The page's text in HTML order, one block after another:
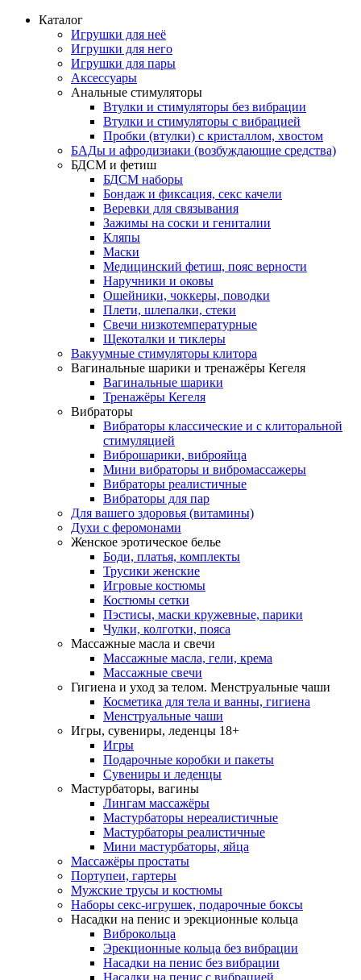
Каталог
Игрушки для неё
Игрушки для него
Игрушки для пары
Аксессуары
Анальные стимуляторы
Втулки и стимуляторы без вибрации
Втулки и стимуляторы с вибрацией
Пробки (втулки) с кристаллом, хвостом
БАДы и афродизиаки (возбуждающие средства)
БДСМ и фетиш
БДСМ наборы
Бондаж и фиксация, секс качели
Веревки для связывания
Зажимы на соски и гениталии
Кляпы
Маски
Медицинский фетиш, пояс верности
Наручники и оковы
Ошейники, чоккеры, поводки
Плети, шлепалки, стеки
Свечи низкотемпературные
Щекоталки и тиклеры
Вакуумные стимуляторы клитора
Вагинальные шарики и тренажёры Кегеля
Вагинальные шарики
Тренажёры Кегеля
Вибраторы
Вибраторы классические и с клиторальной
стимуляцией
Виброшарики, виброяйца
Мини вибраторы и вибромассажеры
Вибраторы реалистичные
Вибраторы для пар
Для вашего здоровья (витамины)
Духи с феромонами
Женское эротическое белье
Боди, платья, комплекты
Трусики женские
Игровые костюмы
Костюмы сетки
Пэстисы, маски кружевные, парики
Чулки, колготки, пояса
Массажные масла и свечи
Массажные масла, гели, крема
Массажные свечи
Гигиена и уход за телом. Менструальные чаши
Косметика для тела и ванны, гигиена
Менструальные чаши
Игры, сувениры, леденцы 18+
Игры
Подарочные коробки и пакеты
Сувениры и леденцы
Мастурбаторы, вагины
Лингам массажёры
Мастурбаторы нереалистичные
Мастурбаторы реалистичные
Мини мастурбаторы, яйца
Массажёры простаты
Портупеи, гартеры
Мужские трусы и костюмы
Наборы секс-игрушек, подарочные боксы
Насадки на пенис и эрекционные кольца
Виброкольца
Эрекционные кольца без вибрации
Насадки на пенис без вибрации
Насадки на пенис с вибрацией